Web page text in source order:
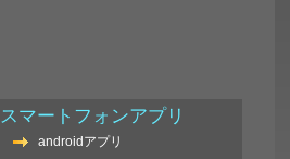
スマートフォンアプリ
androidアプリ